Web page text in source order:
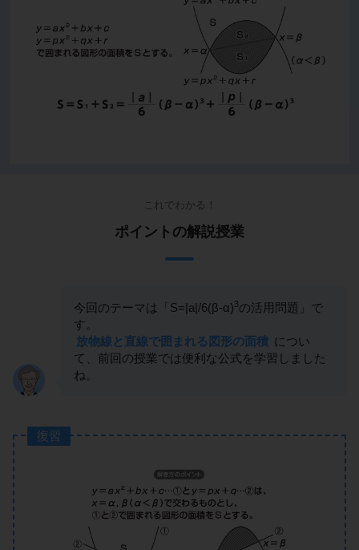
これでわかる！
ポイントの解説授業
今回のテーマは「S=|a|/6(β-α)3の活用問題」で
す。
放物線と直線で囲まれる図形の面積 につい
て、前回の授業では便利な公式を学習しました
ね。
復習